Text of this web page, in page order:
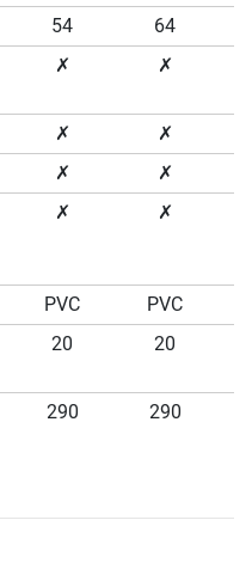
54
64
✗ ✗
✗
✗
✗
✗
✗ ✗
PVC PVC
20 20
290 290